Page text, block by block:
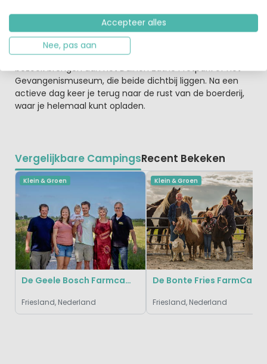
Wold, één van de grootste natuurgebieden van
Nederland, en het Fochteloërveen, een gebied dat
grenzend is aan UNESCO Werelderfgoed in Veenhuizen.
Terwijl je van al deze natuur geniet, kun je ook een
bezoek brengen aan het Duinen Zathe Pretpark of het
Gevangenismuseum, die beide dichtbij liggen. Na een
actieve dag keer je terug naar de rust van de boerderij,
waar je helemaal kunt opladen.
Vergelijkbare CampingsRecent Bekeken
Klein & Groen
De Geele Bosch Farmcamps
Friesland, Nederland
Klein & Groen
Friesland, Nederland
Accepteer alles
Nee, pas aan